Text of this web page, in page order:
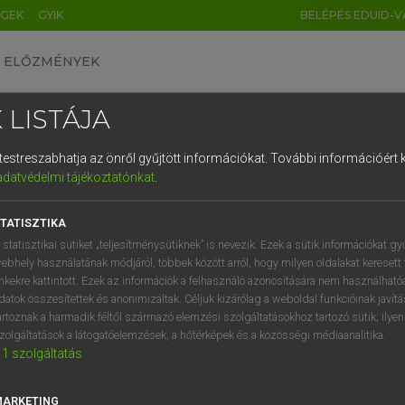
GYIK BELÉPÉS EDUID-
ELŐZMÉNYEK
angol szótár
mn
minősített
→aggravate ige (Infinitive)
→aggravating ige (Present Participle)
keresése szótárainkban
LISTÁJA
az önről gyűjtött információkat. További információért
tájékoztatónkat.
statisztikai sütiket „teljesítménysütiknek” is nevezik. Ezek a sütik információkat
használatának módjáról, többek között arról, hogy milyen oldalakat keresett
kattintott. Ezek az információk a felhasználó azonosítására nem
összesítettek és anonimizáltak. Céljuk kizárólag a weboldal funkcióinak
a harmadik féltől származó elemzési szolgáltatásokhoz tartozó sütik;
a látogatóelemzések, a hőtérképek és a közösségi médiaanalitika.
1 szolgáltatás
DE CN FR ES IT NL
1 2 3 4 5 6 7 8 9
q w e r t z u i
a s d f g h j k l é
í y x c v b n m , .